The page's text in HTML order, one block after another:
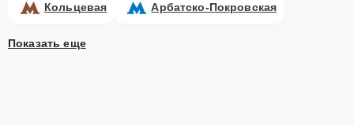
Кольцевая Арбатско-Покровская
Показать еще